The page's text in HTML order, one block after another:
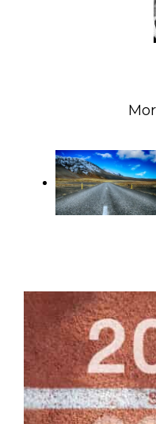
Self
enlightenment
Charging
time
Write a
book